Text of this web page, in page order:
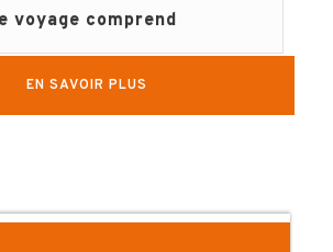
voyage comprend
double de la chambre - 1 grand lit
de voyage
EN SAVOIR PLUS